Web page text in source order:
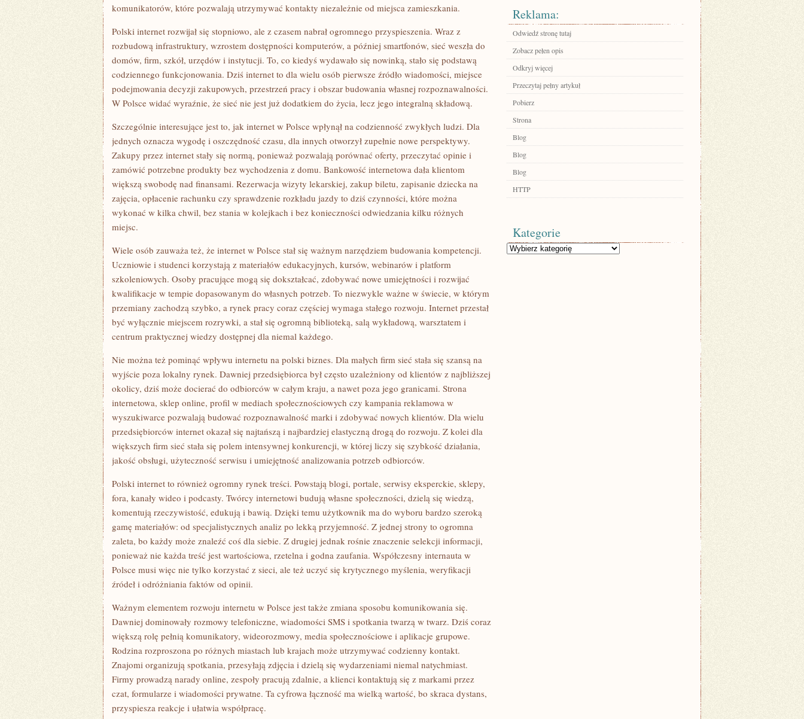
komunikatorów, które pozwalają utrzymywać kontakty niezależnie od miejsca zamieszkania.
Polski internet rozwijał się stopniowo, ale z czasem nabrał ogromnego przyspieszenia. Wraz z
rozbudową infrastruktury, wzrostem dostępności komputerów, a później smartfonów, sieć weszła do
domów, firm, szkół, urzędów i instytucji. To, co kiedyś wydawało się nowinką, stało się podstawą
codziennego funkcjonowania. Dziś internet to dla wielu osób pierwsze źródło wiadomości, miejsce
podejmowania decyzji zakupowych, przestrzeń pracy i obszar budowania własnej rozpoznawalności.
W Polsce widać wyraźnie, że sieć nie jest już dodatkiem do życia, lecz jego integralną składową.
Szczególnie interesujące jest to, jak internet w Polsce wpłynął na codzienność zwykłych ludzi. Dla
jednych oznacza wygodę i oszczędność czasu, dla innych otworzył zupełnie nowe perspektywy.
Zakupy przez internet stały się normą, ponieważ pozwalają porównać oferty, przeczytać opinie i
zamówić potrzebne produkty bez wychodzenia z domu. Bankowość internetowa dała klientom
większą swobodę nad finansami. Rezerwacja wizyty lekarskiej, zakup biletu, zapisanie dziecka na
zajęcia, opłacenie rachunku czy sprawdzenie rozkładu jazdy to dziś czynności, które można
wykonać w kilka chwil, bez stania w kolejkach i bez konieczności odwiedzania kilku różnych
miejsc.
Wiele osób zauważa też, że internet w Polsce stał się ważnym narzędziem budowania kompetencji.
Uczniowie i studenci korzystają z materiałów edukacyjnych, kursów, webinarów i platform
szkoleniowych. Osoby pracujące mogą się dokształcać, zdobywać nowe umiejętności i rozwijać
kwalifikacje w tempie dopasowanym do własnych potrzeb. To niezwykle ważne w świecie, w którym
przemiany zachodzą szybko, a rynek pracy coraz częściej wymaga stałego rozwoju. Internet przestał
być wyłącznie miejscem rozrywki, a stał się ogromną biblioteką, salą wykładową, warsztatem i
centrum praktycznej wiedzy dostępnej dla niemal każdego.
Nie można też pominąć wpływu internetu na polski biznes. Dla małych firm sieć stała się szansą na
wyjście poza lokalny rynek. Dawniej przedsiębiorca był często uzależniony od klientów z najbliższej
okolicy, dziś może docierać do odbiorców w całym kraju, a nawet poza jego granicami. Strona
internetowa, sklep online, profil w mediach społecznościowych czy kampania reklamowa w
wyszukiwarce pozwalają budować rozpoznawalność marki i zdobywać nowych klientów. Dla wielu
przedsiębiorców internet okazał się najtańszą i najbardziej elastyczną drogą do rozwoju. Z kolei dla
większych firm sieć stała się polem intensywnej konkurencji, w której liczy się szybkość działania,
jakość obsługi, użyteczność serwisu i umiejętność analizowania potrzeb odbiorców.
Polski internet to również ogromny rynek treści. Powstają blogi, portale, serwisy eksperckie, sklepy,
fora, kanały wideo i podcasty. Twórcy internetowi budują własne społeczności, dzielą się wiedzą,
komentują rzeczywistość, edukują i bawią. Dzięki temu użytkownik ma do wyboru bardzo szeroką
gamę materiałów: od specjalistycznych analiz po lekką przyjemność. Z jednej strony to ogromna
zaleta, bo każdy może znaleźć coś dla siebie. Z drugiej jednak rośnie znaczenie selekcji informacji,
ponieważ nie każda treść jest wartościowa, rzetelna i godna zaufania. Współczesny internauta w
Polsce musi więc nie tylko korzystać z sieci, ale też uczyć się krytycznego myślenia, weryfikacji
źródeł i odróżniania faktów od opinii.
Ważnym elementem rozwoju internetu w Polsce jest także zmiana sposobu komunikowania się.
Dawniej dominowały rozmowy telefoniczne, wiadomości SMS i spotkania twarzą w twarz. Dziś coraz
większą rolę pełnią komunikatory, wideorozmowy, media społecznościowe i aplikacje grupowe.
Rodzina rozproszona po różnych miastach lub krajach może utrzymywać codzienny kontakt.
Znajomi organizują spotkania, przesyłają zdjęcia i dzielą się wydarzeniami niemal natychmiast.
Firmy prowadzą narady online, zespoły pracują zdalnie, a klienci kontaktują się z markami przez
czat, formularze i wiadomości prywatne. Ta cyfrowa łączność ma wielką wartość, bo skraca dystans,
przyspiesza reakcje i ułatwia współpracę.
Reklama:
Odwiedź stronę tutaj
Zobacz pełen opis
Odkryj więcej
Przeczytaj pełny artykuł
Pobierz
Strona
Blog
Blog
Blog
HTTP
Kategorie
Kategorie